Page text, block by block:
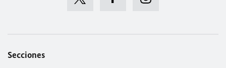
Secciones